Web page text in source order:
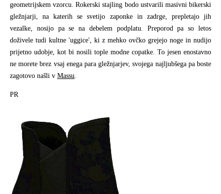
geometrijskem vzorcu. Rokerski stajling bodo ustvarili masivni bikerski
gležnjarji, na katerih se svetijo zaponke in zadrge, prepletajo jih
vezalke, nosijo pa se na debelem podplatu. Preporod pa so letos
doživele tudi kultne 'uggice', ki z mehko ovčko grejejo noge in nudijo
prijetno udobje, kot bi nosili tople modne copatke. To jesen enostavno
ne morete brez vsaj enega para gležnjarjev, svojega najljubšega pa boste
zagotovo našli v Massu.
PR